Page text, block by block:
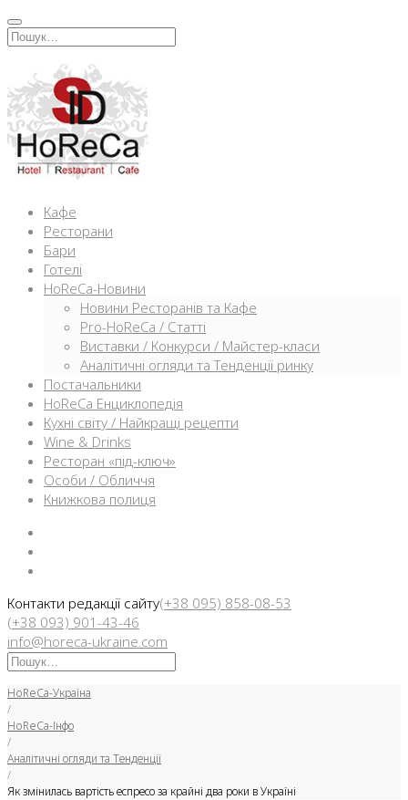
Перейти
кИскать:
Кафе
Ресторани
Бари
Готелі
HoReCa-Новини
Новини Ресторанів та Кафе
Pro-HoReCa / Статті
Виставки / Конкурси / Майстер-класи
Аналітичні огляди та Тенденції ринку
Постачальники
HoReCa Енциклопедія
Кухні світу / Найкращі рецепти
Wine & Drinks
Ресторан «під-ключ»
Особи / Обличчя
Книжкова полиця
Контакти редакції сайту(+38 095) 858-08-53
(+38 093) 901-43-46
info@horeca-ukraine.com
Искать:
HoReCa-Україна
/
HoReCa-Інфо
/
Аналітичні огляди та Тенденції
/
Як змінилась вартість еспресо за крайні два роки в Україні